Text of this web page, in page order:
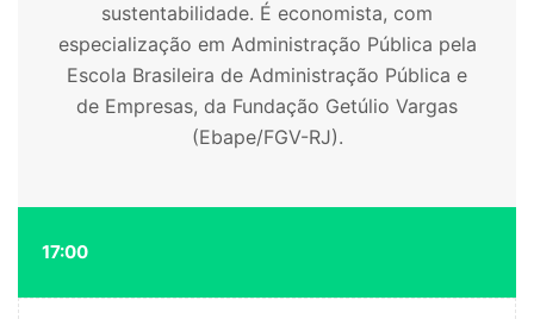
sustentabilidade. É economista, com
especialização em Administração Pública pela
Escola Brasileira de Administração Pública e
de Empresas, da Fundação Getúlio Vargas
(Ebape/FGV-RJ).
17:00